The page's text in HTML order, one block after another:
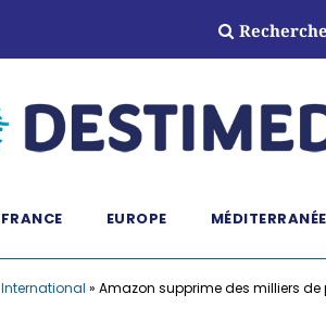
Recherche
FRANCE EUROPE MÉDITERRANÉE
International » Amazon supprime des milliers de